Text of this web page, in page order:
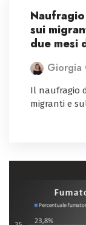
sui
due mesi
Giorgia
Il naufragio
migranti e